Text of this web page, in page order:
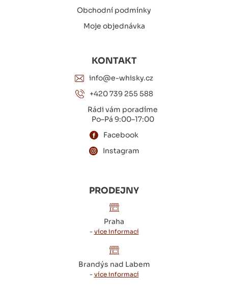
Obchodní podmínky
Moje objednávka
KONTAKT
info@e-whisky.cz
+420 739 255 588
Rádi vám poradíme
Po–Pá 9:00–17:00
Facebook
Instagram
PRODEJNY
Praha
- více informací
Brandýs nad Labem
- více informací